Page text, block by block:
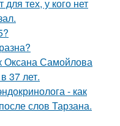
тех, у кого нет
Оксана Самойлова
37 лет.
- как
слов Тарзана.